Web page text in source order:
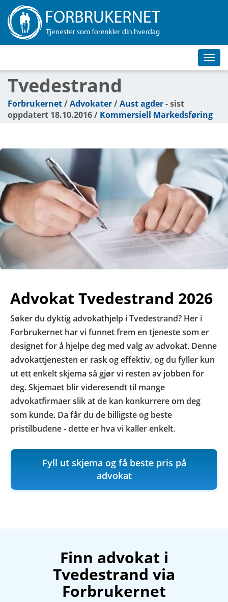
Tvedestrand
Forbrukernet/Advokater/Aust agder- sist
oppdatert 18.10.2016 / Kommersiell Markedsføring
Advokat Tvedestrand 2026
Søker du dyktig advokathjelp i Tvedestrand? Her i
Forbrukernet har vi funnet frem en tjeneste som er
designet for å hjelpe deg med valg av advokat. Denne
advokattjenesten er rask og effektiv, og du fyller kun
ut ett enkelt skjema så gjør vi resten av jobben for
deg. Skjemaet blir videresendt til mange
advokatfirmaer slik at de kan konkurrere om deg
som kunde. Da får du de billigste og beste
pristilbudene - dette er hva vi kaller enkelt.
Fyll ut skjema og få beste pris på
advokat
Finn advokat i
Tvedestrand via
Forbrukernet